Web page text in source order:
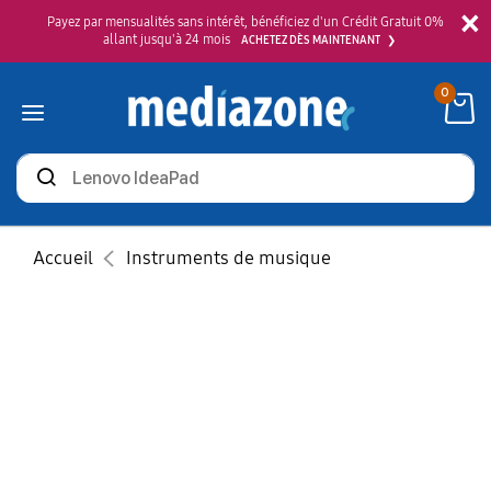
×
Payez par mensualités sans intérêt, bénéficiez d'un Crédit Gratuit 0%
allant jusqu'à 24 mois
ACHETEZ DÈS MAINTENANT
Rechercher
des
produits
0
Accueil Instruments de musique